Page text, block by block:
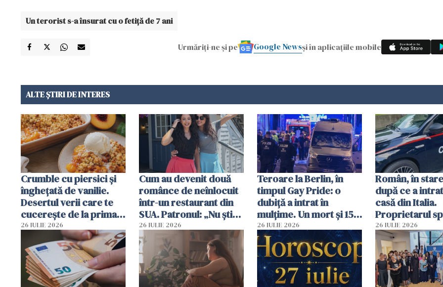
Un terorist s-a însurat cu o fetiță de 7 ani
Urmăriți-ne și pe Google Newsși în aplicațiile mobile
ALTE ȘTIRI DE INTERES
Crumble cu piersici și
înghețată de vanilie.
Desertul verii care te
cucerește de la prima
lingură
26 IULIE 2026
Cum au devenit două
românce de neînlocuit
într-un restaurant din
SUA. Patronul: „Nu știu
ce o să mă fac fără voi”
26 IULIE 2026
Teroare la Berlin, în
timpul Gay Pride: o
dubiță a intrat în
mulțime. Un mort și 15
răniți
26 IULIE 2026
Român, în
după ce a
casă din Italia.
Proprietarul
s-a apărat cu
26 IULIE 2026